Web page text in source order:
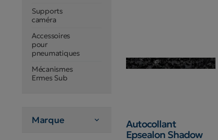
Supports
caméra
Accessoires
pour
pneumatiques
Mécanismes
Ermes Sub
Marque 
Autocollant
Epsealon Shadow